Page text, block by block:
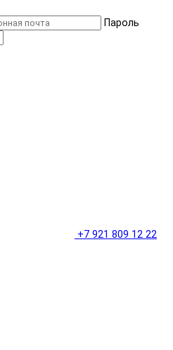
Пароль
+7 921 809 12 22